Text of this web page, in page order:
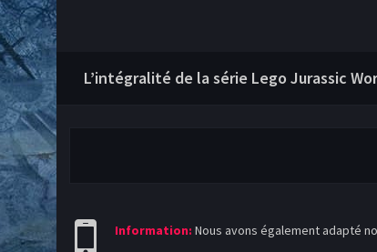
L’intégralité de la série Lego Jurassic
Information: Nous avons également adapté